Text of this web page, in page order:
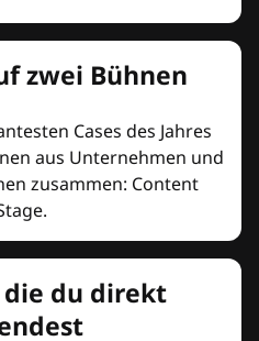
zwei Bühnen
Cases des Jahres
aus Unternehmen und
zusammen: Content
du direkt